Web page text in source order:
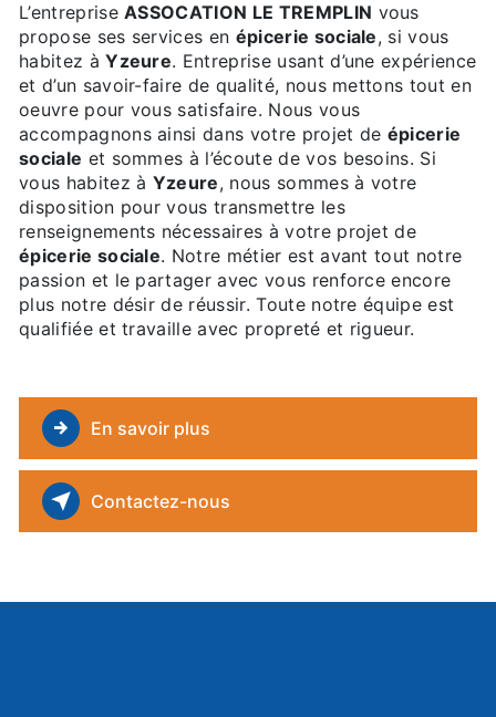
L’entrepriseASSOCATION LE TREMPLIN vous
propose ses services en épicerie sociale, si vous
habitez àYzeure. Entreprise usant d’une expérience
et d’un savoir-faire de qualité, nous mettons tout en
oeuvre pour vous satisfaire. Nous vous
accompagnons ainsi dans votre projet de épicerie
sociale et sommes à l’écoute de vos besoins. Si
vous habitez à Yzeure, nous sommes à votre
disposition pour vous transmettre les
renseignements nécessaires à votre projet de
épicerie sociale. Notre métier est avant tout notre
passion et le partager avec vous renforce encore
plus notre désir de réussir. Toute notre équipe est
qualifiée et travaille avec propreté et rigueur.
En savoir plus
Contactez-nous